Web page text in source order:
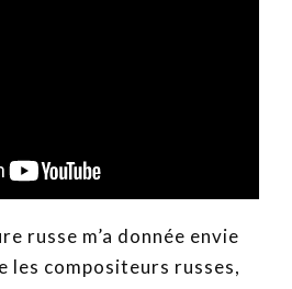
russe m’a donnée envie
les compositeurs russes,